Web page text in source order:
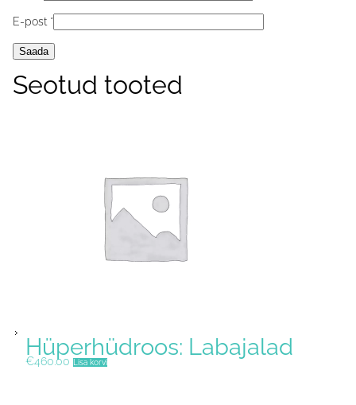
E-post *
Seotud tooted
Hüperhüdroos: Labajalad
€460.00 Lisa korvi